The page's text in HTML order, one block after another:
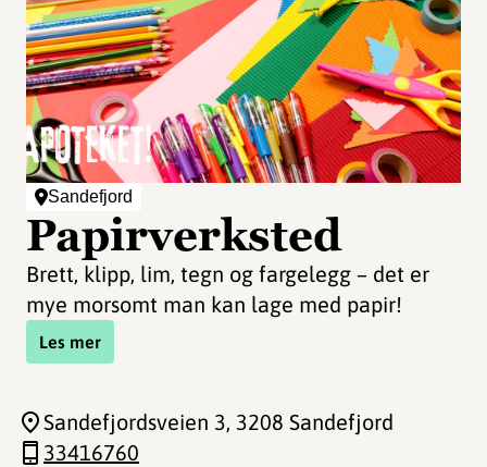
Sandefjord
Papirverksted
Brett, klipp, lim, tegn og fargelegg – det er
mye morsomt man kan lage med papir!
Les mer
Sandefjordsveien 3, 3208 Sandefjord
33416760